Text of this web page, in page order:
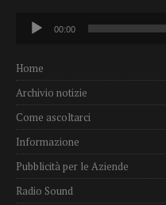
Audio
Player
00:00
Home
Archivio notizie
Come ascoltarci
Informazione
Pubblicità per le Aziende
Radio Sound